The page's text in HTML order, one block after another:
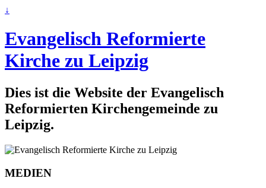
↓
Evangelisch Reformierte
Kirche zu Leipzig
Dies ist die Website der Evangelisch
Reformierten Kirchengemeinde zu
Leipzig.
MEDIEN